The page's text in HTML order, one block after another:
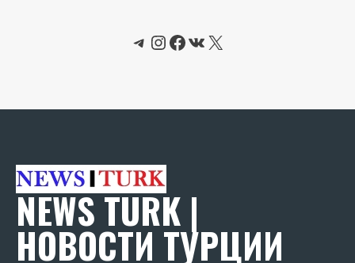
Telegram
Instagram
Facebook
ВКонтакте
X
NEWS TURK |
НОВОСТИ ТУРЦИИ